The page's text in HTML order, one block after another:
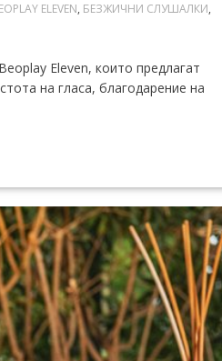
ELEVEN, БЕЗЖИЧНИ СЛУШАЛКИ,
Eleven, които предлагат
на гласа, благодарение на